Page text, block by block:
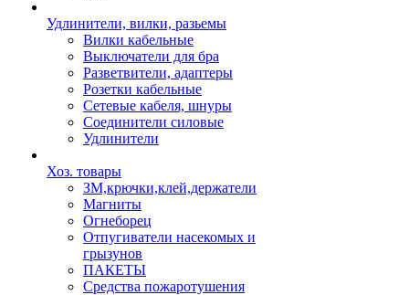
Удлинители, вилки, разьемы
Вилки кабельные
Выключатели для бра
Разветвители, адаптеры
Розетки кабельные
Сетевые кабеля, шнуры
Соединители силовые
Удлинители
Хоз. товары
ЗМ,крючки,клей,держатели
Магниты
Огнеборец
Отпугиватели насекомых и
грызунов
ПАКЕТЫ
Средства пожаротушения